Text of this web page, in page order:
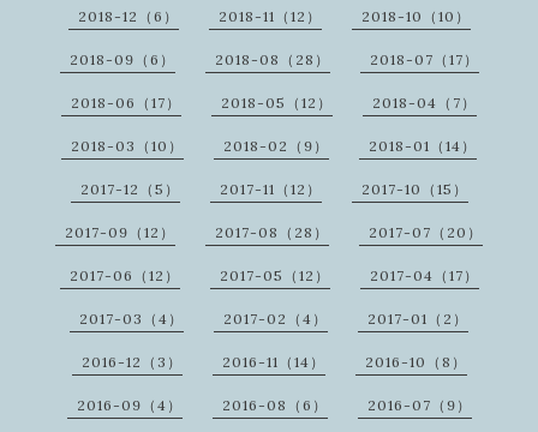
2018-12（6） 2018-11（12） 2018-10（10）
2018-09（6） 2018-08（28） 2018-07（17）
2018-06（17） 2018-05（12） 2018-04（7）
2018-03（10） 2018-02（9） 2018-01（14）
2017-12（5） 2017-11（12） 2017-10（15）
2017-09（12） 2017-08（28） 2017-07（20）
2017-06（12） 2017-05（12） 2017-04（17）
2017-03（4） 2017-02（4） 2017-01（2）
2016-12（3） 2016-11（14） 2016-10（8）
2016-09（4） 2016-08（6） 2016-07（9）